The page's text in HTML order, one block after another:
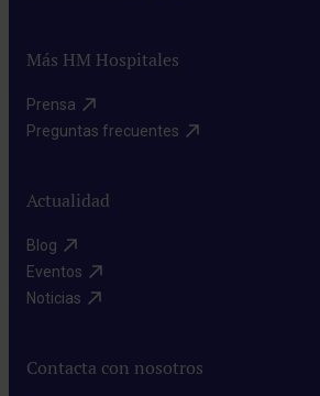
Más HM Hospitales
Prensa​
Preguntas frecuentes​
Actualidad
Blog​
Eventos​
Noticias​
Contacta con nosotros